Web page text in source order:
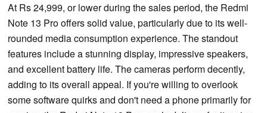
At Rs 24,999, or lower during the sales period, the Redmi
Note 13 Pro offers solid value, particularly due to its well-
rounded media consumption experience. The standout
features include a stunning display, impressive speakers,
and excellent battery life. The cameras perform decently,
adding to its overall appeal. If you're willing to overlook
some software quirks and don't need a phone primarily for